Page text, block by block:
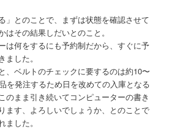
」とのことで、まずは状態を確認させて
その結果しだいとのこと。
は何をするにも予約制だから、すぐに予
した。
、ベルトのチェックに要するのは約10〜
を発注するため日を改めての入庫となる
のまま引き続いてコンピューターの書き
ます、よろしいでしょうか、とのことで
した。